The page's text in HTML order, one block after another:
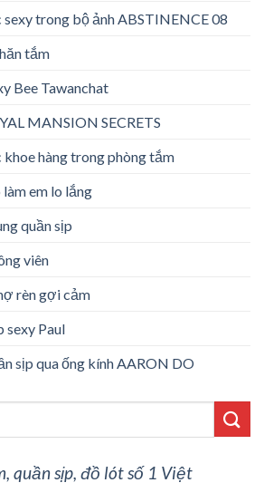
trong bộ ảnh ABSTINENCE 08
tắm
Bee Tawanchat
MANSION SECRETS
hàng trong phòng tắm
em lo lắng
quần sịp
viên
rèn gợi cảm
sexy Paul
sịp qua ống kính AARON DO
quần sịp, đồ lót số 1 Việt